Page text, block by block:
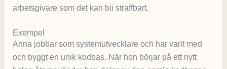
arbetsgivare som det kan bli straffbart.
Exempel
Anna jobbar som systemutvecklare och har varit med
och byggt en unik kodbas. När hon börjar på ett nytt